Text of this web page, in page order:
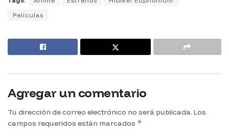
Películas
Agregar un comentario
Tu dirección de correo electrónico no será publicada. Los
campos requeridos están marcados *